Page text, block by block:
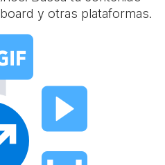
y otras plataformas.